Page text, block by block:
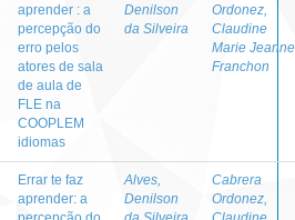
aprender : a
percepção do
erro pelos
atores de sala
de aula de
FLE na
COOPLEM
idiomas
Denilson
da Silveira
Ordonez,
Claudine
Marie Jeanne
Franchon
Errar te faz
aprender: a
Alves,
Denilson
Cabrera
Ordonez,